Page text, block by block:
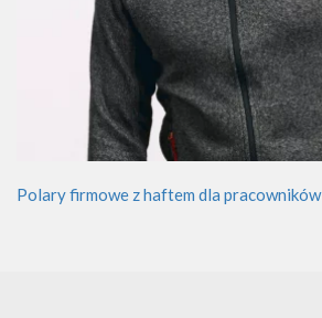
Polary firmowe z haftem dla pracowników